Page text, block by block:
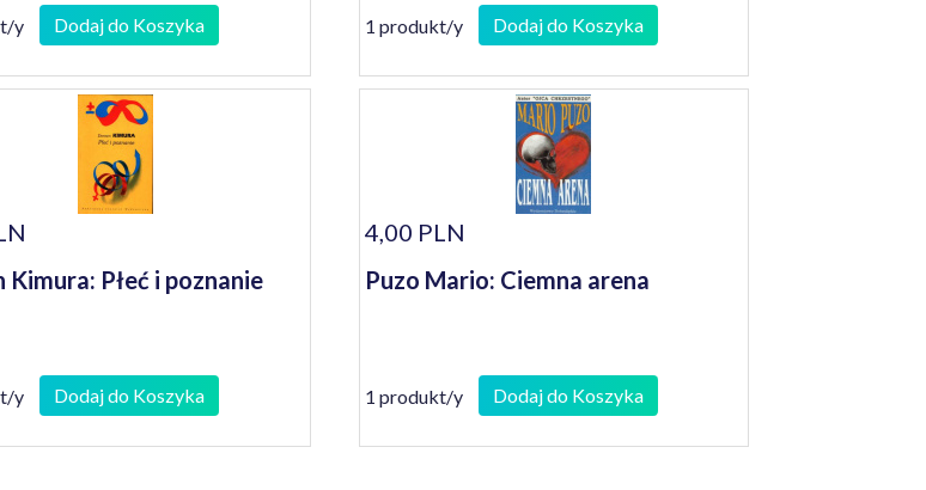
y Dodaj do Koszyka 1 produkt/y Dodaj do Koszyka
Kimura: Płeć i poznanie
y Dodaj do Koszyka
4,00 PLN
Puzo Mario: Ciemna arena
1 produkt/y Dodaj do Koszyka